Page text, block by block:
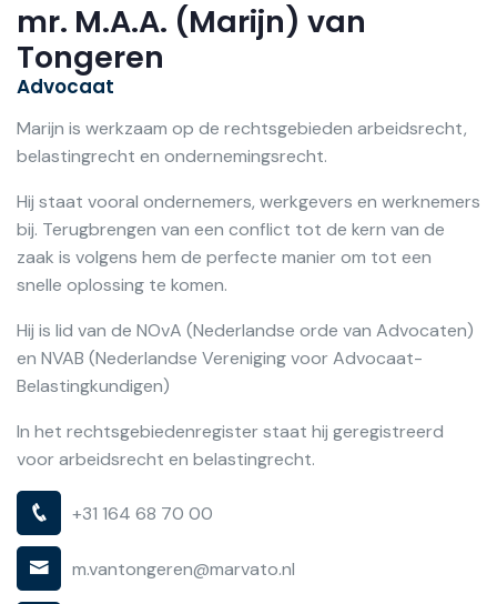
mr. M.A.A. (Marijn) van
Tongeren
Advocaat
Marijn is werkzaam op de rechtsgebieden arbeidsrecht,
belastingrecht en ondernemingsrecht.
Hij staat vooral ondernemers, werkgevers en werknemers
bij. Terugbrengen van een conflict tot de kern van de
zaak is volgens hem de perfecte manier om tot een
snelle oplossing te komen.
Hij is lid van de NOvA (Nederlandse orde van Advocaten)
en NVAB (Nederlandse Vereniging voor Advocaat-
Belastingkundigen)
In het rechtsgebiedenregister staat hij geregistreerd
voor arbeidsrecht en belastingrecht.
+31 164 68 70 00
m.vantongeren@marvato.nl